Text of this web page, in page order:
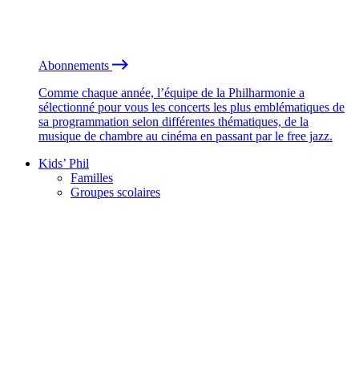
Abonnements
Comme chaque année, l’équipe de la Philharmonie a
sélectionné pour vous les concerts les plus emblématiques de
sa programmation selon différentes thématiques, de la
musique de chambre au cinéma en passant par le free jazz.
Kids’ Phil
Familles
Groupes scolaires